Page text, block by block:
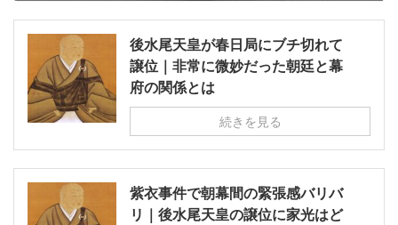
後水尾天皇が春日局にブチ切れて
譲位｜非常に微妙だった朝廷と幕
府の関係とは
続きを見る
紫衣事件で朝幕間の緊張感バリバ
リ｜後水尾天皇の譲位に家光はど